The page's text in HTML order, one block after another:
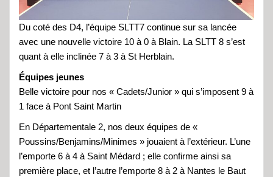
Du coté des D4, l’équipe SLTT7 continue sur sa lancée
avec une nouvelle victoire 10 à 0 à Blain. La SLTT 8 s’est
quant à elle inclinée 7 à 3 à St Herblain.
Équipes jeunes
Belle victoire pour nos « Cadets/Junior » qui s’imposent 9 à
1 face à Pont Saint Martin
En Départementale 2, nos deux équipes de «
Poussins/Benjamins/Minimes » jouaient à l’extérieur. L’une
l’emporte 6 à 4 à Saint Médard ; elle confirme ainsi sa
première place, et l’autre l’emporte 8 à 2 à Nantes le Baut